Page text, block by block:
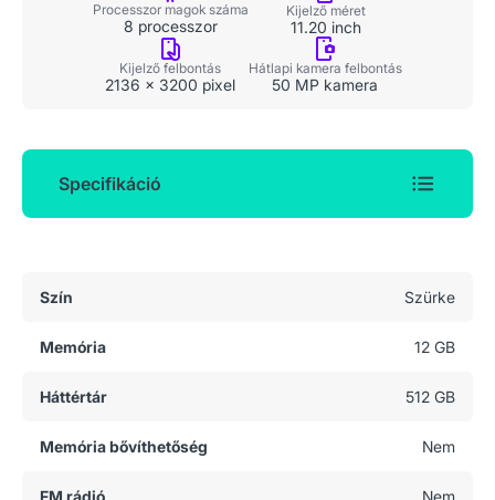
Processzor magok száma
8 processzor
Kijelző méret
11.20 inch
Kijelző felbontás
2136 x 3200 pixel
Hátlapi kamera felbontás
50 MP kamera
Specifikáció
Szín Szürke
Memória 12 GB
Háttértár 512 GB
Memória bővíthetőség Nem
FM rádió Nem